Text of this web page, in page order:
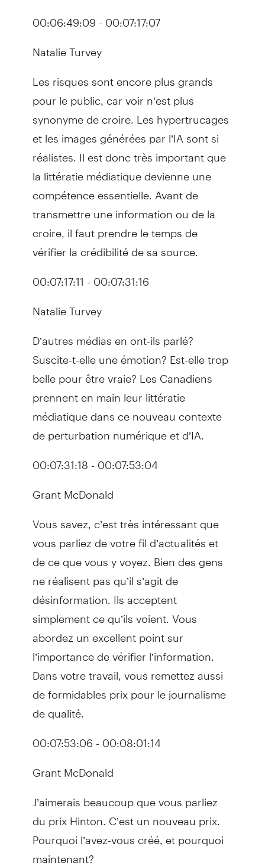
00:06:49:09 - 00:07:17:07
Natalie Turvey
Les risques sont encore plus grands
pour le public, car voir n’est plus
synonyme de croire. Les hypertrucages
et les images générées par l’IA sont si
réalistes. Il est donc très important que
la littératie médiatique devienne une
compétence essentielle. Avant de
transmettre une information ou de la
croire, il faut prendre le temps de
vérifier la crédibilité de sa source.
00:07:17:11 - 00:07:31:16
Natalie Turvey
D’autres médias en ont-ils parlé?
Suscite-t-elle une émotion? Est-elle trop
belle pour être vraie? Les Canadiens
prennent en main leur littératie
médiatique dans ce nouveau contexte
de perturbation numérique et d’IA.
00:07:31:18 - 00:07:53:04
Grant McDonald
Vous savez, c’est très intéressant que
vous parliez de votre fil d’actualités et
de ce que vous y voyez. Bien des gens
ne réalisent pas qu’il s’agit de
désinformation. Ils acceptent
simplement ce qu’ils voient. Vous
abordez un excellent point sur
l’importance de vérifier l’information.
Dans votre travail, vous remettez aussi
de formidables prix pour le journalisme
de qualité.
00:07:53:06 - 00:08:01:14
Grant McDonald
J’aimerais beaucoup que vous parliez
du prix Hinton. C’est un nouveau prix.
Pourquoi l’avez-vous créé, et pourquoi
maintenant?